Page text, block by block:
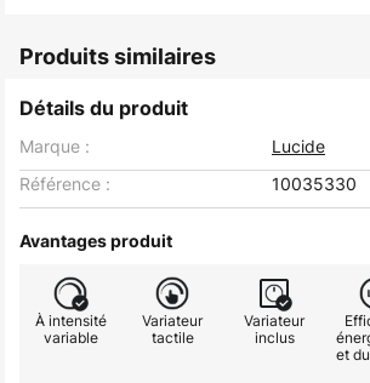
Produits similaires
Détails du produit
Marque :
Lucide
Référence :
10035330
Avantages produit
À intensité
variable
Variateur
tactile
Variateur
inclus
et